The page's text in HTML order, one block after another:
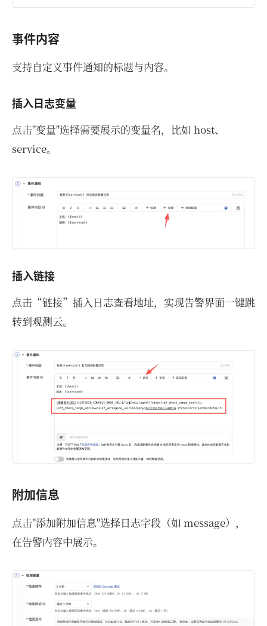
事件内容
支持自定义事件通知的标题与内容。
插入日志变量
点击"变量"选择需要展示的变量名，比如 host、
service。
插入链接
点击“链接”插入日志查看地址，实现告警界面一键跳
转到观测云。
附加信息
点击"添加附加信息"选择日志字段（如 message），
在告警内容中展示。